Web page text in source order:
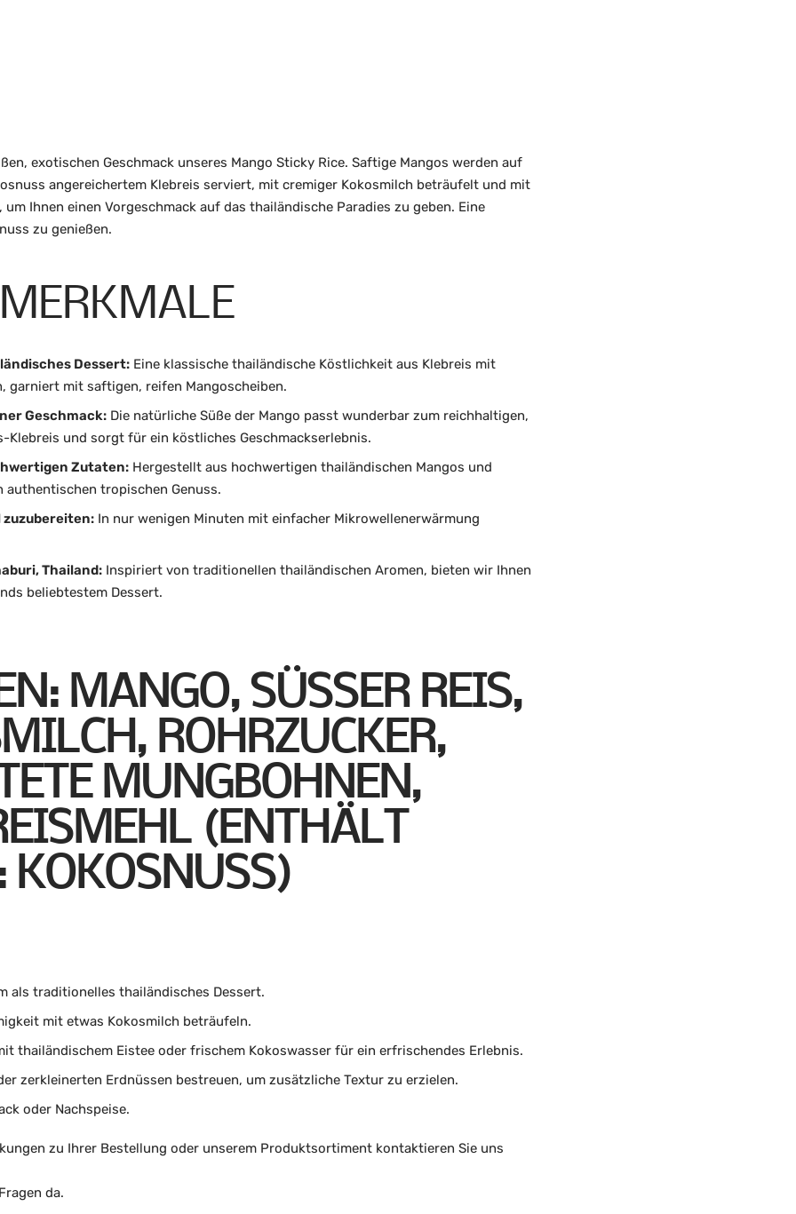
exotischen Geschmack unseres Mango Sticky Rice. Saftige Mangos werden auf
angereichertem Klebreis serviert, mit cremiger Kokosmilch beträufelt und mit
Ihnen einen Vorgeschmack auf das thailändische Paradies zu geben. Eine
zu genießen.
Dessert: Eine klassische thailändische Köstlichkeit aus Klebreis mit
garniert mit saftigen, reifen Mangoscheiben.
Geschmack: Die natürliche Süße der Mango passt wunderbar zum reichhaltigen,
Klebreis und sorgt für ein köstliches Geschmackserlebnis.
Zutaten: Hergestellt aus hochwertigen thailändischen Mangos und
authentischen tropischen Genuss.
zuzubereiten: In nur wenigen Minuten mit einfacher Mikrowellenerwärmung
Thailand: Inspiriert von traditionellen thailändischen Aromen, bieten wir Ihnen
beliebtestem Dessert.
MANGO, SÜSSER REIS, K
ROHRZUCKER, G
MUNGBOHNEN, S
(ENTHÄLT N
als traditionelles thailändisches Dessert.
mit etwas Kokosmilch beträufeln.
thailändischem Eistee oder frischem Kokoswasser für ein erfrischendes Erlebnis.
zerkleinerten Erdnüssen bestreuen, um zusätzliche Textur zu erzielen.
oder Nachspeise.
zu Ihrer Bestellung oder unserem Produktsortiment kontaktieren Sie uns
da.